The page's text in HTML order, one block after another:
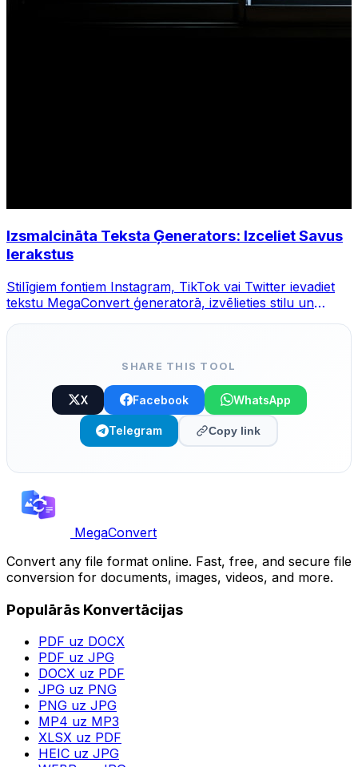
Izsmalcināta Teksta Ģenerators: Izceliet Savus
Ierakstus
Stilīgiem fontiem Instagram, TikTok vai Twitter ievadiet
tekstu MegaConvert ģeneratorā, izvēlieties stilu un
SHARE THIS TOOL
X Facebook WhatsApp
Telegram Copy link
MegaConvert
Convert any file format online. Fast, free, and secure file
conversion for documents, images, videos, and more.
Populārās Konvertācijas
PDF uz DOCX
PDF uz JPG
DOCX uz PDF
JPG uz PNG
PNG uz JPG
MP4 uz MP3
XLSX uz PDF
HEIC uz JPG